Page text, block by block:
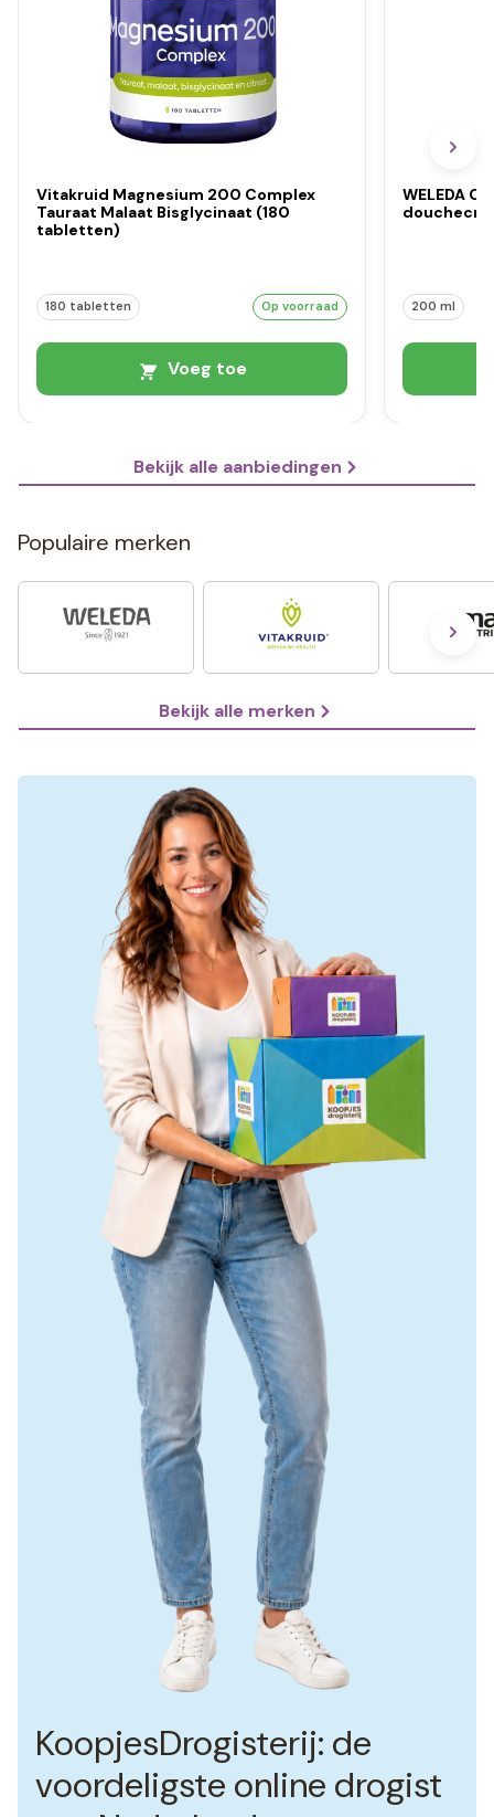
Vitakruid Magnesium 200 Complex
Tauraat Malaat Bisglycinaat (180
tabletten)
180 tabletten Op voorraad
Voeg toe
WELEDA
200 ml
Bekijk alle aanbiedingen
Populaire merken
Bekijk alle merken
KoopjesDrogisterij: de
voordeligste online drogist